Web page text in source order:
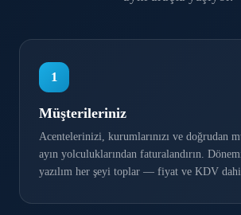
1
Müşterileriniz
Acentelerinizi, kurumlarınızı ve doğrudan
ayın yolculuklarından faturalandırın.
yazılım her şeyi toplar — fiyat ve KDV